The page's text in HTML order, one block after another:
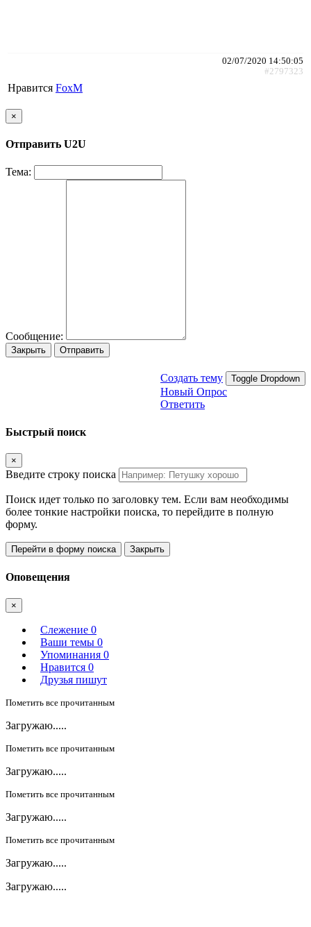
02/07/2020 14:50:05
#2797323
Нравится FoxM
×
Отправить U2U
Тема:
Сообщение:
Закрыть Отправить
Создать тему Toggle Dropdown
Новый Опрос
Ответить
Быстрый поиск
×
Введите строку поиска
Поиск идет только по заголовку тем. Если вам необходимы
более тонкие настройки поиска, то перейдите в полную
форму.
Перейти в форму поиска Закрыть
Оповещения
×
Слежение 0
Ваши темы 0
Упоминания 0
Нравится 0
Друзья пишут
Пометить все прочитанным
Загружаю.....
Пометить все прочитанным
Загружаю.....
Пометить все прочитанным
Загружаю.....
Пометить все прочитанным
Загружаю.....
Загружаю.....